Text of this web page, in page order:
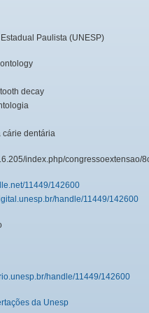
Paulista (UNESP)
decay
cárie dentária
index.php/congressoextensao/
11449/142600
handle/11449/142600
handle/11449/142600
da Unesp